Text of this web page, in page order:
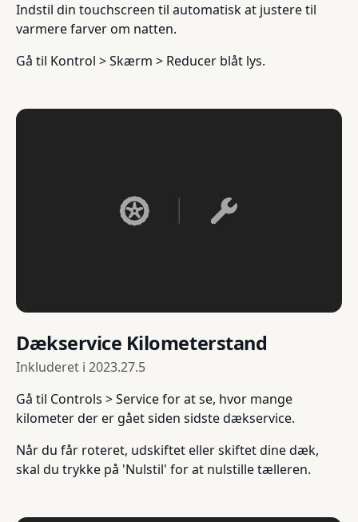
Indstil din touchscreen til automatisk at justere til
varmere farver om natten.
Gå til Kontrol > Skærm > Reducer blåt lys.
Dækservice Kilometerstand
Inkluderet i 2023.27.5
Gå til Controls > Service for at se, hvor mange
kilometer der er gået siden sidste dækservice.
Når du får roteret, udskiftet eller skiftet dine dæk,
skal du trykke på 'Nulstil' for at nulstille tælleren.